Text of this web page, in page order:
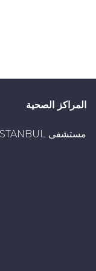
المراكز الصحية
مستشفى NPISTANBUL